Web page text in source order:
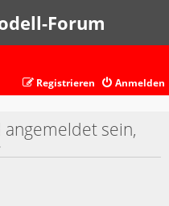
Forum
Anmelden
Registrieren
sein,